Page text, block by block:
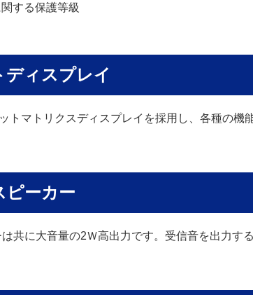
する保護等級
ディスプレイ
トマトリクスディスプレイを採用し、各種の機
ピーカー
共に大音量の2Ｗ高出力です。受信音を出力す